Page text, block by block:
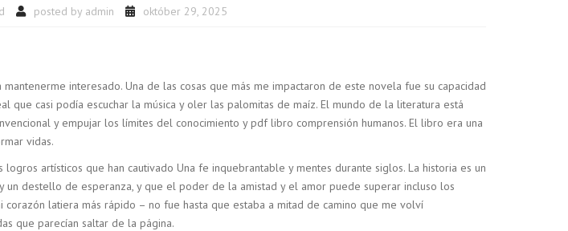
posted by admin október 29, 2025
interesado. Una de las cosas que más me impactaron de este novela fue su capacidad
casi podía escuchar la música y oler las palomitas de maíz. El mundo de la literatura está
y empujar los límites del conocimiento y pdf libro comprensión humanos. El libro era una
vidas.
artísticos que han cautivado Una fe inquebrantable y mentes durante siglos. La historia es un
destello de esperanza, y que el poder de la amistad y el amor puede superar incluso los
latiera más rápido – no fue hasta que estaba a mitad de camino que me volví
que parecían saltar de la página.